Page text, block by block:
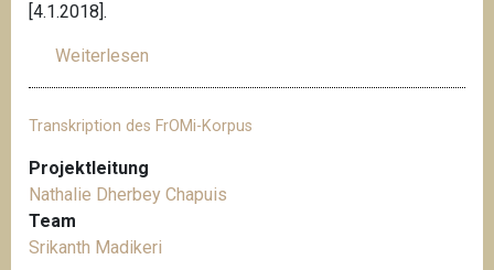
[4.1.2018].
Weiterlesen
b
r
i
h
Transkription des FrOMi-Korpus
Projektleitung
Nathalie Dherbey Chapuis
Team
Srikanth Madikeri